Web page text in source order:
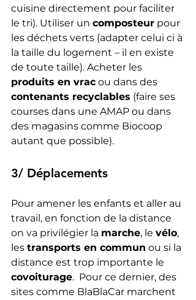
cuisine directement pour faciliter
le tri). Utiliser un composteur pour
les déchets verts (adapter celui ci à
la taille du logement – il en existe
de toute taille). Acheter les
produits en vrac ou dans des
contenants recyclables (faire ses
courses dans une AMAP ou dans
des magasins comme Biocoop
autant que possible).
3/ Déplacements
Pour amener les enfants et aller au
travail, en fonction de la distance
on va privilégier la marche, le vélo,
les transports en commun ou si la
distance est trop importante le
covoiturage.  Pour ce dernier, des
sites comme BlaBlaCar marchent